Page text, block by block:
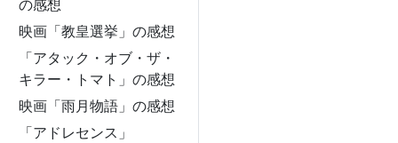
の感想
映画「教皇選挙」の感想
「アタック・オブ・ザ・
キラー・トマト」の感想
映画「雨月物語」の感想
「アドレセンス」